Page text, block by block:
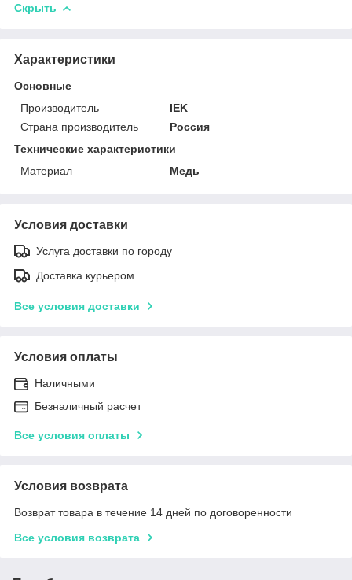
Скрыть
Характеристики
Основные
Производитель
IEK
Страна производитель
Россия
Технические характеристики
Материал
Медь
Условия доставки
Услуга доставки по городу
Доставка курьером
Все условия доставки
Условия оплаты
Наличными
Безналичный расчет
Все условия оплаты
Условия возврата
Возврат товара в течение 14 дней по договоренности
Все условия возврата